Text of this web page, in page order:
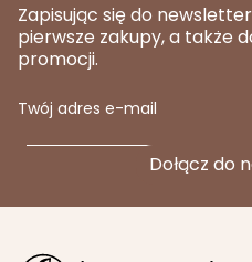
Zapisując się do
pierwsze zakupy, a także
promocji.
Twój adres e-mail